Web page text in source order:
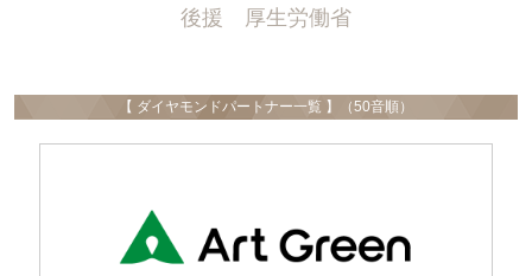
後援 厚生労働省
【 ダイヤモンドパートナー一覧 】（50音順）